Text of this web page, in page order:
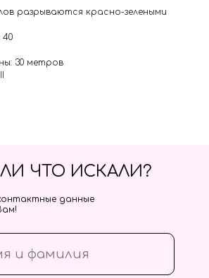
разрываются красно-зелеными
40
30 метров
ЧТО ИСКАЛИ?
данные